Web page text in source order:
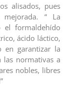
alisados, pues
“ La
el formaldehído
ácido láctico,
en garantizar la
las normativas a
nobles, libres